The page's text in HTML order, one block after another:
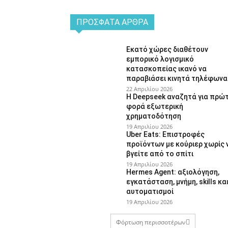
ΠΡΌΣΦΑΤΑ ΆΡΘΡΑ
Εκατό χώρες διαθέτουν
εμπορικό λογισμικό
κατασκοπείας ικανό να
παραβιάσει κινητά τηλέφωνα
22 Απριλίου 2026
Η Deepseek αναζητά για
φορά εξωτερική
χρηματοδότηση
19 Απριλίου 2026
Uber Eats: Επιστροφές
προϊόντων με κούριερ χωρίς
βγείτε από το σπίτι
19 Απριλίου 2026
Hermes Agent: αξιολόγηση,
εγκατάσταση, μνήμη, skills και
αυτοματισμοί
19 Απριλίου 2026
Φόρτωση περισσοτέρων